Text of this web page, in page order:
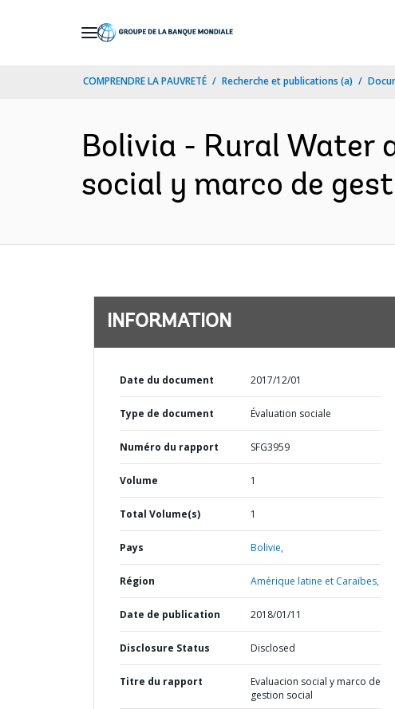
COMPRENDRE LA PAUVRETÉ Recherche et publications (a)
Bolivia - Rural Water
social y marco de
INFORMATION
Date du document 2017/12/01
Type de document Évaluation sociale
Numéro du rapport SFG3959
Volume 1
Total Volume(s) 1
Pays Bolivie,
Région Amérique latine et Caraïbes,
Date de publication 2018/01/11
Disclosure Status Disclosed
Titre du rapport
Evaluacion social y marco de
gestion social